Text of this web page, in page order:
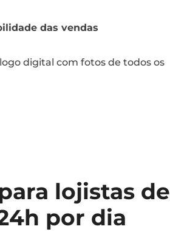
das vendas
digital com fotos de todos os
lojistas de
por dia